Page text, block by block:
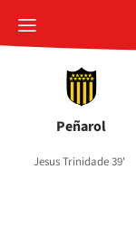
Peñarol
Jesus Trinidade 39'